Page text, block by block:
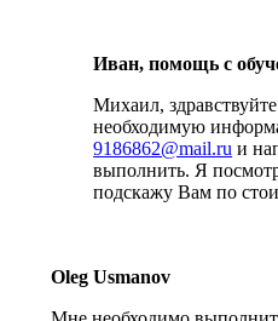
Иван, помощь с
Михаил,
необходимую
9186862@mail.ru и
выполнить. Я
подскажу Вам по
Oleg Usmanov